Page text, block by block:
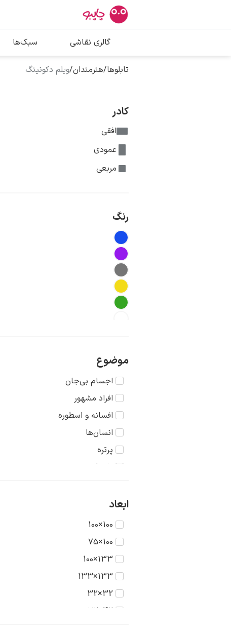
بیشترین
پیکاسو
تابلو بوسه
گالری نقاشی سبک‌ها
تابلوها/هنرمندان/ویلم دکونینگ
کادر
افقی
عمودی
مربعی
رنگ
موضوع
اجسام بی‌جان
افراد مشهور
افسانه و اسطوره
انسان‌ها
پرتره
تاریخ
حیوانات
دریا
دورنما
دوشیزگان
رنگ‌ها
روستا
سکون
ابعاد
100×100
100×75
133×100
133×133
32×32
42×32